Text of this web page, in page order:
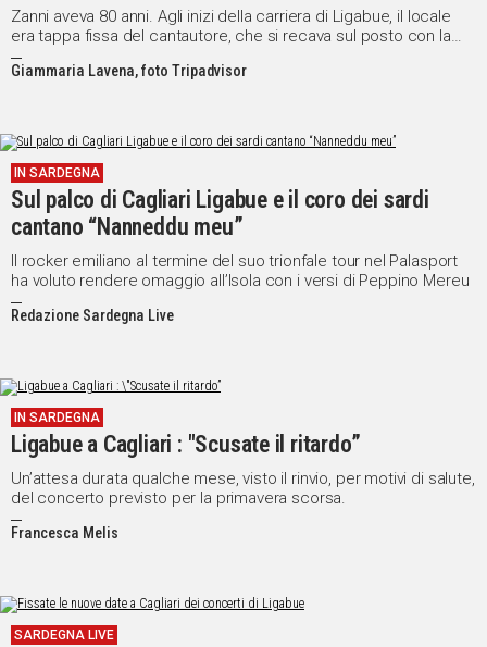
Zanni aveva 80 anni. Agli inizi della carriera di Ligabue, il locale
era tappa fissa del cantautore, che si recava sul posto con la
sua band
Giammaria Lavena, foto Tripadvisor
IN SARDEGNA
Sul palco di Cagliari Ligabue e il coro dei sardi
cantano “Nanneddu meu”
Il rocker emiliano al termine del suo trionfale tour nel Palasport
ha voluto rendere omaggio all’Isola con i versi di Peppino Mereu
Redazione Sardegna Live
IN SARDEGNA
Ligabue a Cagliari : "Scusate il ritardo”
Un’attesa durata qualche mese, visto il rinvio, per motivi di salute,
del concerto previsto per la primavera scorsa.
Francesca Melis
SARDEGNA LIVE